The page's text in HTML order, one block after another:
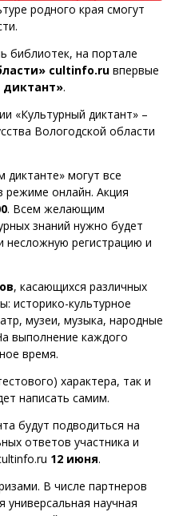
родного края смогут
библиотек, на портале
cultinfo.ru впервые
диктант».
«Культурный диктант» –
Вологодской области
диктанте» могут все
режиме онлайн. Акция
. Всем желающим
знаний нужно будет
несложную регистрацию и
, касающихся различных
историко-культурное
музеи, музыка, народные
выполнение каждого
время.
характера, так и
написать самим.
будут подводиться на
ответов участника и
12 июня.
В числе партнеров
универсальная научная